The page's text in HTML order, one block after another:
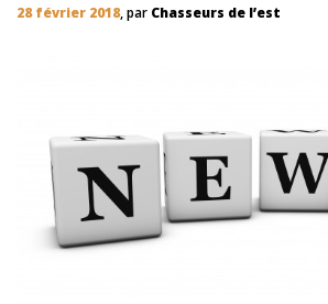
28 février 2018, par Chasseurs de l’est